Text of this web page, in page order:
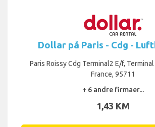
Dollar på Paris - Cdg -
Paris Roissy Cdg Terminal2 E/f, Terminal
France, 95711
+ 6 andre firmaer...
1,43 KM